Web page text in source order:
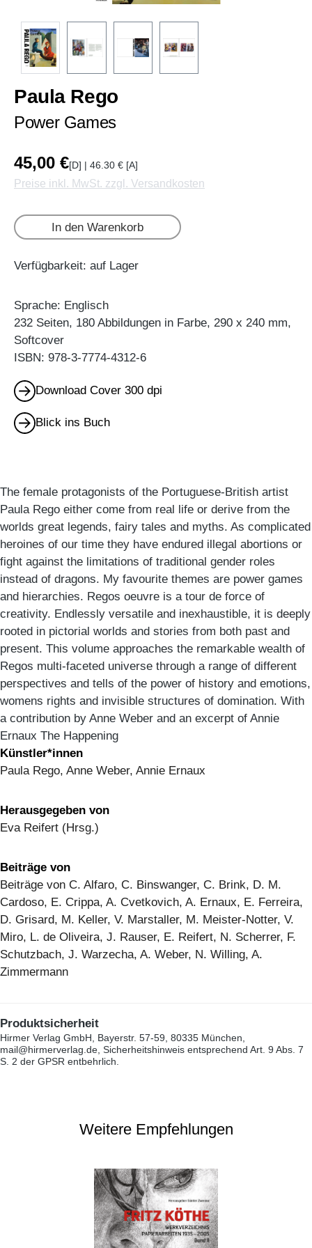
Paula Rego
Power Games
45,00 €[D] | 46.30 € [A]
Preise inkl. MwSt. zzgl. Versandkosten
In den Warenkorb
Verfügbarkeit: auf Lager
Sprache: Englisch
232 Seiten, 180 Abbildungen in Farbe, 290 x 240 mm,
Softcover
ISBN: 978-3-7774-4312-6
Download Cover 300 dpi
Blick ins Buch
The female protagonists of the Portuguese-British artist
Paula Rego either come from real life or derive from the
worlds great legends, fairy tales and myths. As complicated
heroines of our time they have endured illegal abortions or
fight against the limitations of traditional gender roles
instead of dragons. My favourite themes are power games
and hierarchies. Regos oeuvre is a tour de force of
creativity. Endlessly versatile and inexhaustible, it is deeply
rooted in pictorial worlds and stories from both past and
present. This volume approaches the remarkable wealth of
Regos multi-faceted universe through a range of different
perspectives and tells of the power of history and emotions,
womens rights and invisible structures of domination. With
a contribution by Anne Weber and an excerpt of Annie
Ernaux The Happening
Künstler*innen
Paula Rego, Anne Weber, Annie Ernaux
Herausgegeben von
Eva Reifert (Hrsg.)
Beiträge von
Beiträge von C. Alfaro, C. Binswanger, C. Brink, D. M.
Cardoso, E. Crippa, A. Cvetkovich, A. Ernaux, E. Ferreira,
D. Grisard, M. Keller, V. Marstaller, M. Meister-Notter, V.
Miro, L. de Oliveira, J. Rauser, E. Reifert, N. Scherrer, F.
Schutzbach, J. Warzecha, A. Weber, N. Willing, A.
Zimmermann
Produktsicherheit
Hirmer Verlag GmbH, Bayerstr. 57-59, 80335 München,
mail@hirmerverlag.de, Sicherheitshinweis entsprechend Art. 9 Abs. 7
S. 2 der GPSR entbehrlich.
Weitere Empfehlungen